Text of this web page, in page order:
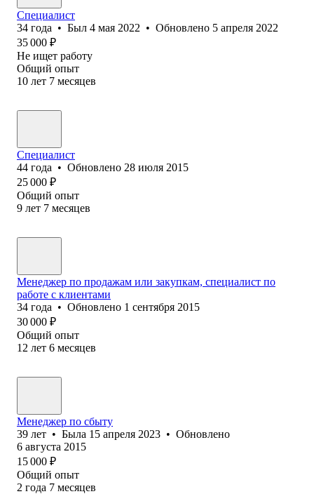
Специалист
34 года • Был 4 мая 2022 • Обновлено 5 апреля 2022
35 000 ₽
Не ищет работу
Общий опыт
10 лет 7 месяцев
Специалист
44 года • Обновлено 28 июля 2015
25 000 ₽
Общий опыт
9 лет 7 месяцев
Менеджер по продажам или закупкам, специалист по
работе с клиентами
34 года • Обновлено 1 сентября 2015
30 000 ₽
Общий опыт
12 лет 6 месяцев
Менеджер по сбыту
39 лет • Была 15 апреля 2023 • Обновлено
6 августа 2015
15 000 ₽
Общий опыт
2 года 7 месяцев